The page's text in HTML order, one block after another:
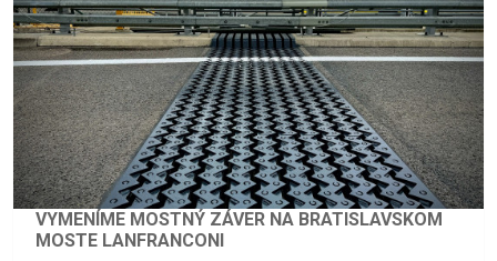
VYMENÍME MOSTNÝ ZÁVER NA BRATISLAVSKOM
MOSTE LANFRANCONI